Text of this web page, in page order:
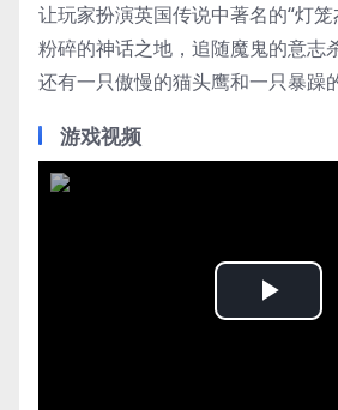
让玩家扮演英国传说中著名的“灯
粉碎的神话之地，追随魔鬼的意志
还有一只傲慢的猫头鹰和一只暴躁
游戏视频
Play